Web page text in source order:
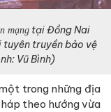
mạngtại Đồng Nai
truyền bảo vệ
Vũ Bình)
trong những địa
theo hướng vừa